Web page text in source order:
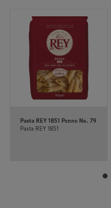
Pasta REY 1851 Penne No. 79
Pasta REY 1851